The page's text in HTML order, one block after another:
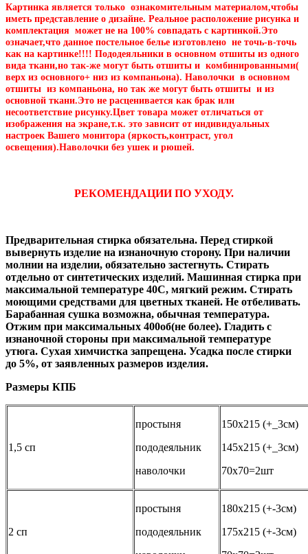
Картинка является только ознакомительным материалом,чтобы
иметь представление о дизайне. Реальное расположение рисунка и
комплектация может не на 100% совпадать с картинкой.Это
означает,что данное постельное белье изготовлено не точь-в-точь
как на картинке!!!! Пододеяльники в основном отшиты из одного
вида ткани,но так-же могут быть отшиты и комбинированными(
верх из основного+ низ из компаньона). Наволочки в основном
отшиты из компаньона, но так же могут быть отшиты и из
основной ткани.Это не расценивается как брак или
несоответствие рисунку.Цвет товара может отличаться от
изображения на экране,т.к. это зависит от индивидуальных
настроек Вашего монитора (яркость,контраст, угол
освещения).Наволочки без ушек и рюшей.
РЕКОМЕНДАЦИИ ПО УХОДУ.
Предварительная стирка обязательна. Перед стиркой
вывернуть изделие на изнаночную сторону. При наличии
молнии на изделии, обязательно застегнуть. Стирать
отдельно от синтетических изделий. Машинная стирка при
максимальной температуре 40С, мягкий режим. Стирать
моющими средствами для цветных тканей. Не отбеливать.
Барабанная сушка возможна, обычная температура.
Отжим при максимальных 400об(не более). Гладить с
изнаночной стороны при максимальной температуре
утюга. Сухая химчистка запрещена. Усадка после стирки
до 5%, от заявленных размеров изделия.
Размеры КПБ
1,5 сп
простыня
пододеяльник
наволочки
150х215 (+_3см)
145х215 (+_3см)
70х70=2шт
2 сп
простыня
пододеяльник
180х215 (+-3см)
175х215 (+-3см)